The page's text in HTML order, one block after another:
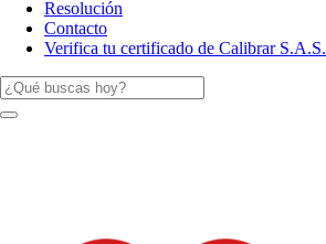
Resolución
Contacto
Verifica tu certificado de Calibrar S.A.S.